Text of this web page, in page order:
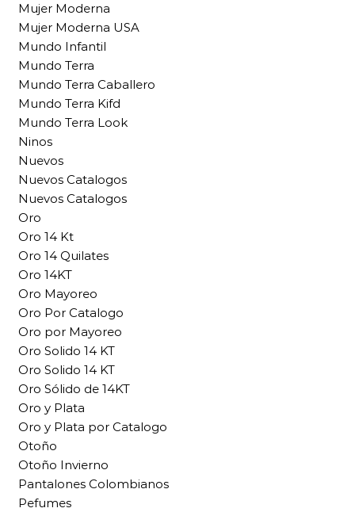
Mujer Moderna
Mujer Moderna USA
Mundo Infantil
Mundo Terra
Mundo Terra Caballero
Mundo Terra Kifd
Mundo Terra Look
Ninos
Nuevos
Nuevos Catalogos
Nuevos Catalogos
Oro
Oro 14 Kt
Oro 14 Quilates
Oro 14KT
Oro Mayoreo
Oro Por Catalogo
Oro por Mayoreo
Oro Solido 14 KT
Oro Solido 14 KT
Oro Sólido de 14KT
Oro y Plata
Oro y Plata por Catalogo
Otoño
Otoño Invierno
Pantalones Colombianos
Pefumes